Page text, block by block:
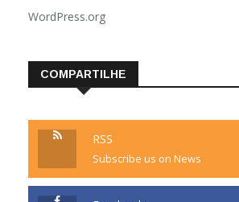
WordPress.org
COMPARTILHE
RSS
Subscribe us on News